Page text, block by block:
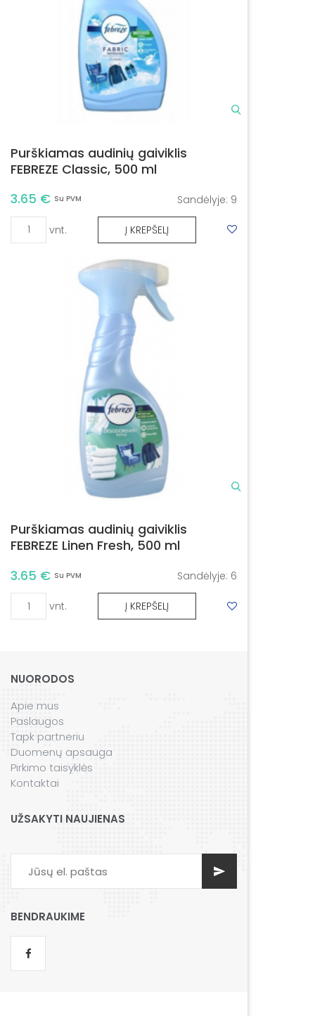
Purškiamas audinių gaiviklis
FEBREZE Classic, 500 ml
3.65 € Su PVM Sandėlyje: 9
vnt. Į KREPŠELĮ
Purškiamas audinių gaiviklis
FEBREZE Linen Fresh, 500 ml
3.65 € Su PVM Sandėlyje: 6
vnt. Į KREPŠELĮ
NUORODOS
Apie mus
Paslaugos
Tapk partneriu
Duomenų apsauga
Pirkimo taisyklės
Kontaktai
UŽSAKYTI NAUJIENAS
BENDRAUKIME